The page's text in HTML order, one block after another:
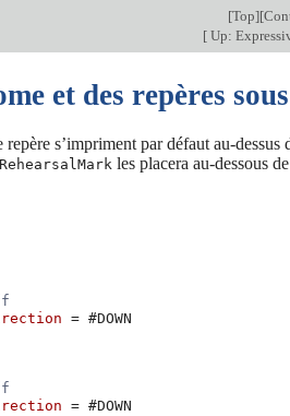
[Top][
[ Up:
et des repères
s’impriment par défaut au-
RehearsalMark les placera au-dessous
= #DOWN
= #DOWN